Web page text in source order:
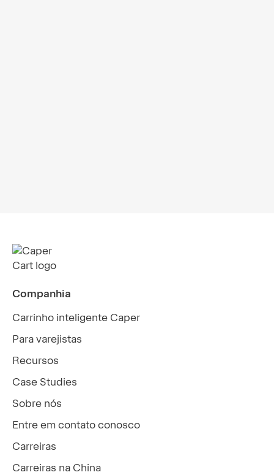
Companhia
Carrinho inteligente Caper
Para varejistas
Recursos
Case Studies
Sobre nós
Entre em contato conosco
Carreiras
Carreiras na China